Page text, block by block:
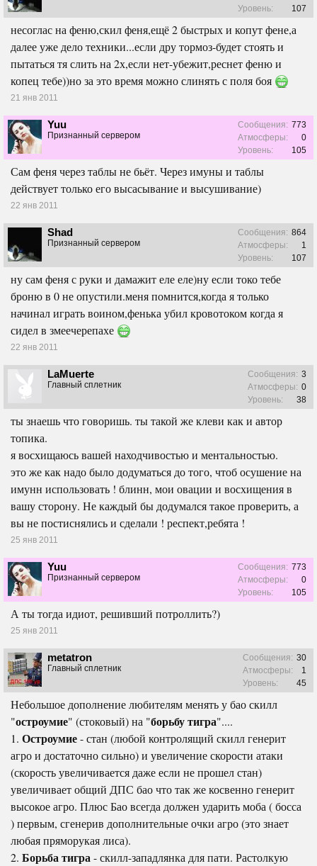
Уровень:
107
несоглас на феню,скил феня,ещё 2 быстрых и копут фене,а
далее уже дело техники...если дру тормоз-будет стоять и
пытаться тя слить на 2х,если нет-убежит,реснет феню и
копец тебе))но за это время можно слинять с поля боя
21 янв 2011
Yuu
Признанный сервером
Сообщения: 773
Атмосферы:
0
Уровень:
105
Сам феня через таблы не бьёт. Через имуны и таблы
действует только его высасывание и высушивание)
22 янв 2011
Shad
Признанный сервером
Сообщения: 864
Атмосферы:
1
Уровень:
107
ну сам феня с руки и дамажит еле еле)ну если токо тебе
броню в 0 не опустили.меня помнится,когда я только
начинал играть воином,фенька убил кровотоком когда я
сидел в змеечерепахе
22 янв 2011
LaMuerte
Главный сплетник
Сообщения: 3
Атмосферы: 0
Уровень:
38
ты знаешь что говоришь. ты такой же клеви как и автор
топика.
я восхищаюсь вашей находчивостью и ментальностью.
это же как надо было додуматься до того, чтоб осушение на
имунн использовать ! блинн, мои овации и восхищения в
вашу сторону. Не каждый бы додумался такое проверить, а
вы не постиснялись и сделали ! респект,ребята !
25 янв 2011
Yuu
Признанный сервером
Сообщения: 773
Атмосферы:
0
Уровень:
105
А ты тогда идиот, решивший потроллить?)
25 янв 2011
metatron
Главный сплетник
Сообщения: 30
Атмосферы:
1
Уровень:
45
Небольшое дополнение любителям менять у бао скилл
"остроумие" (стоковый) на "борьбу тигра"....
1. Остроумие- стан (любой контролящий скилл генерит
агро и достаточно сильно) и увеличение скорости атаки
(скорость увеличивается даже если не прошел стан)
увеличивает общий ДПС бао что так же косвенно генерит
высокое агро. Плюс Бао всегда должен ударить моба ( босса
) первым, сгенерив дополнительные очки агро (это знает
любая пряморукая лиса).
2. Борьба тигра- скилл-западлянка для пати. Растолкую